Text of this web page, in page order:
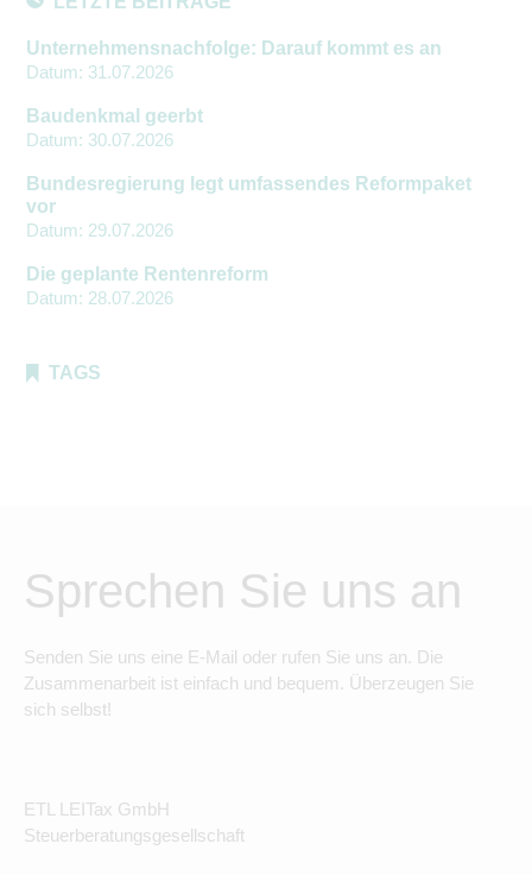
Unternehmensnachfolge: Darauf kommt es an
Datum: 31.07.2026
Baudenkmal geerbt
Datum: 30.07.2026
Bundesregierung legt umfassendes Reformpaket
vor
Datum: 29.07.2026
Die geplante Rentenreform
Datum: 28.07.2026
TAGS
Sprechen Sie uns an
Senden Sie uns eine E-Mail oder rufen Sie uns an. Die
Zusammenarbeit ist einfach und bequem. Überzeugen Sie
sich selbst!
ETL LEITax GmbH
Steuerberatungsgesellschaft